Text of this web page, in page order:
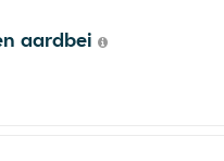
aardbei